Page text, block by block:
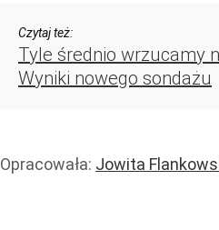
Czytaj też:
Tyle średnio wrzucamy
Wyniki nowego sondażu
Opracowała: Jowita